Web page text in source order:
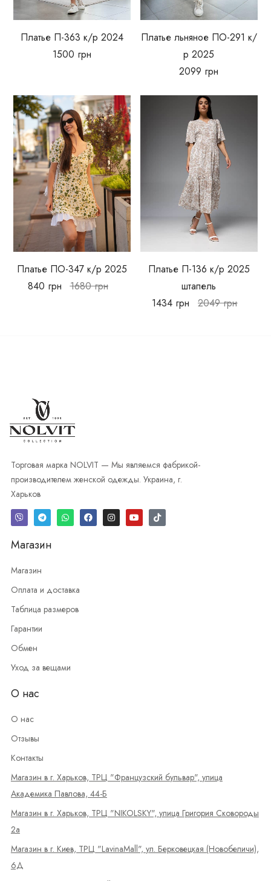
Платье П-363 к/р 2024
1500 грн
Платье льняное ПО-291 к/
р 2025
2099 грн
Платье ПО-347 к/р 2025
840 грн 1680грн
Платье П-136 к/р 2025
штапель
1434 грн 2049грн
Торговая марка NOLVIT — Мы являемся фабрикой-
производителем женской одежды. Украина, г.
Харьков
Магазин
Магазин
Оплата и доставка
Таблица размеров
Гарантии
Обмен
Уход за вещами
О нас
О нас
Отзывы
Контакты
Магазин в г. Харьков, ТРЦ "Французский бульвар", улица
Академика Павлова, 44-Б
Магазин в г. Харьков, ТРЦ "NIKOLSKY", улица Григория Сковороды
2а
Магазин в г. Киев, ТРЦ "LavinaMall", ул. Берковецкая (Новобеличи),
6Д